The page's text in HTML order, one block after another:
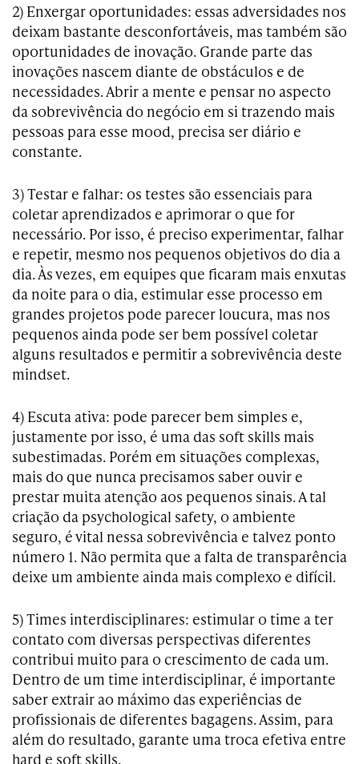
2) Enxergar oportunidades: essas adversidades nos
deixam bastante desconfortáveis, mas também são
oportunidades de inovação. Grande parte das
inovações nascem diante de obstáculos e de
necessidades. Abrir a mente e pensar no aspecto
da sobrevivência do negócio em si trazendo mais
pessoas para esse mood, precisa ser diário e
constante.
3) Testar e falhar: os testes são essenciais para
coletar aprendizados e aprimorar o que for
necessário. Por isso, é preciso experimentar, falhar
e repetir, mesmo nos pequenos objetivos do dia a
dia. Às vezes, em equipes que ficaram mais enxutas
da noite para o dia, estimular esse processo em
grandes projetos pode parecer loucura, mas nos
pequenos ainda pode ser bem possível coletar
alguns resultados e permitir a sobrevivência deste
mindset.
4) Escuta ativa: pode parecer bem simples e,
justamente por isso, é uma das soft skills mais
subestimadas. Porém em situações complexas,
mais do que nunca precisamos saber ouvir e
prestar muita atenção aos pequenos sinais. A tal
criação da psychological safety, o ambiente
seguro, é vital nessa sobrevivência e talvez ponto
número 1. Não permita que a falta de transparência
deixe um ambiente ainda mais complexo e difícil.
5) Times interdisciplinares: estimular o time a ter
contato com diversas perspectivas diferentes
contribui muito para o crescimento de cada um.
Dentro de um time interdisciplinar, é importante
saber extrair ao máximo das experiências de
profissionais de diferentes bagagens. Assim, para
além do resultado, garante uma troca efetiva entre
hard e soft skills.